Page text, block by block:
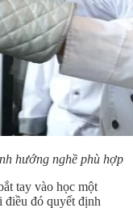
hướng nghề phù hợp
tay vào học một
điều đó quyết định